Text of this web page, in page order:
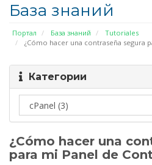
База знаний
Портал База знаний
Tutoriales
¿Cómo hacer una contraseña segura
Категории
¿Cómo hacer una
para mi Panel de